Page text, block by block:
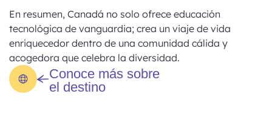
En resumen, Canadá no solo ofrece educación
tecnológica de vanguardia; crea un viaje de vida
enriquecedor dentro de una comunidad cálida y
acogedora que celebra la diversidad.
Conoce más sobre
el destino